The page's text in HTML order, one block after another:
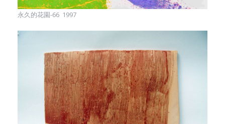
永久的花園-66 1997